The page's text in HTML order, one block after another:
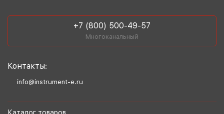
+7 (800) 500-49-57
Многоканальный
Контакты:
info@instrument-e.ru